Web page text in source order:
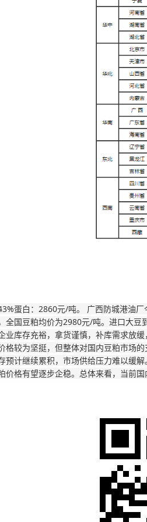
蛋白：2860元/吨。 广西防城港
全国豆粕均价为2980元/吨。进口大
业库存充裕，拿货谨慎，补库需求放
格较为坚挺，但整体对国内豆粕市场
预计继续累积，市场供给压力难以缓
格有望逐步企稳。总体来看，当前